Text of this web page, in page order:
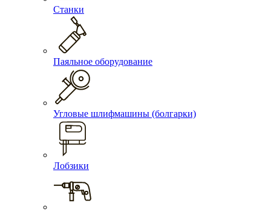
Станки
Паяльное оборудование
Угловые шлифмашины (болгарки)
Лобзики